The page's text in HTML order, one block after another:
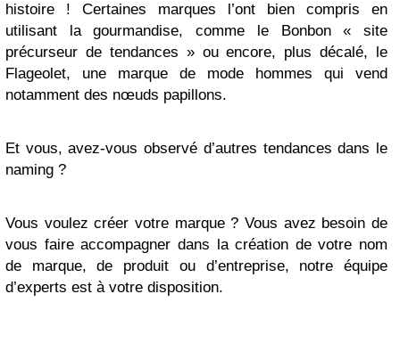
histoire ! Certaines marques l’ont bien compris en
utilisant la gourmandise, comme le Bonbon « site
précurseur de tendances » ou encore, plus décalé, le
Flageolet, une marque de mode hommes qui vend
notamment des nœuds papillons.
Et vous, avez-vous observé d’autres tendances dans le
naming ?
Vous voulez créer votre marque ? Vous avez besoin de
vous faire accompagner dans la création de votre nom
de marque, de produit ou d’entreprise, notre équipe
d’experts est à votre disposition.